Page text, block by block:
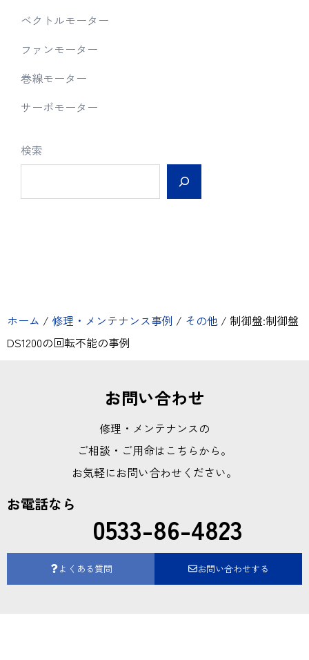
ベクトルモーター
ファンモーター
巻線モーター
サーボモーター
検索
ホーム / 修理・メンテナンス事例 / その他 / 制御盤:制御盤
DS1200の回転不能の事例
お問い合わせ
修理・メンテナンスの
ご相談・ご用命はこちらから。
お気軽にお問い合わせください。
お電話なら
0533-86-4823
よくある質問 お問い合わせする